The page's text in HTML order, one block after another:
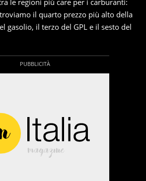
le regioni più care per i carburanti:
il quarto prezzo più alto della
gasolio, il terzo del GPL e il sesto del